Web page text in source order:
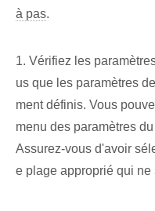
à pas.
1. Vérifiez les
us que les paramètres
ment définis. Vous
menu des paramètres
Assurez-vous d'avoir
e plage approprié qui ne